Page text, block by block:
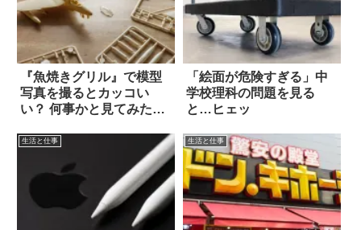
『魚焼きグリル』で模型
写真を撮るとカッコい
い？ 何事かと見てみた
「絵面が危険すぎる」中
学校理科の問題を見る
と…ヒェッ
生活と仕事 生活と仕事